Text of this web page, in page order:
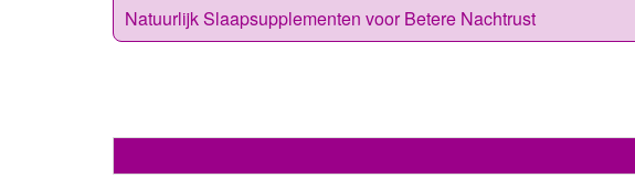
Natuurlijk Slaapsupplementen voor Betere Nachtrust